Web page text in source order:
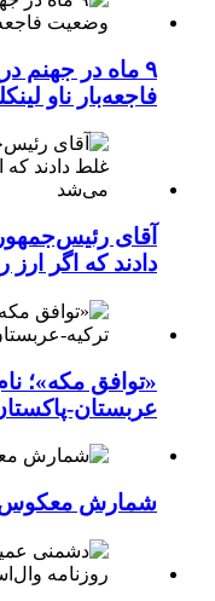
۹ ماه در جهنم
فاجعه‌بار ناو
آقای
دادند که اگر
«توافق مکه»؛
عربستان-
شمارش معکوس